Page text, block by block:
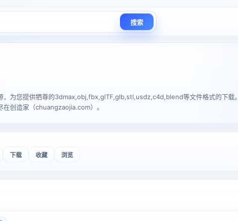
搜索
，为您提供牺尊的3dmax,obj,fbx,glTF,glb,stl,usdz,c4d,blend等文件格式的下载。
创造家（chuangzaojia.com）。
下载 收藏 浏览